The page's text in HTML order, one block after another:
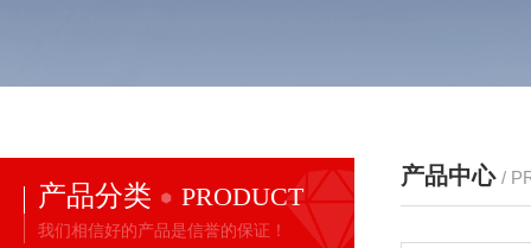
产品分类 PRODUCT
我们相信好的产品是信誉的保证！
产品中心 /